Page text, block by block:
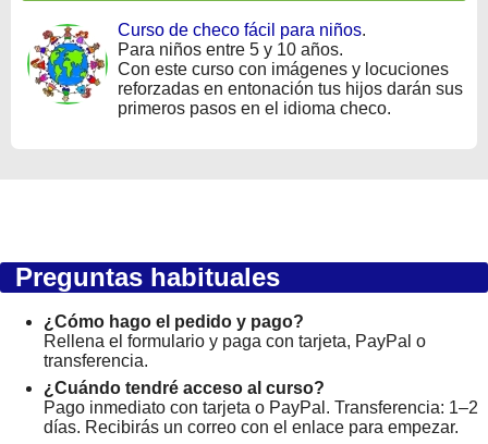
Curso de checo fácil para niños.
Para niños entre 5 y 10 años.
Con este curso con imágenes y locuciones
reforzadas en entonación tus hijos darán sus
primeros pasos en el idioma checo.
Preguntas habituales
¿Cómo hago el pedido y pago?
Rellena el formulario y paga con tarjeta, PayPal o
transferencia.
¿Cuándo tendré acceso al curso?
Pago inmediato con tarjeta o PayPal. Transferencia: 1–2
días. Recibirás un correo con el enlace para empezar.